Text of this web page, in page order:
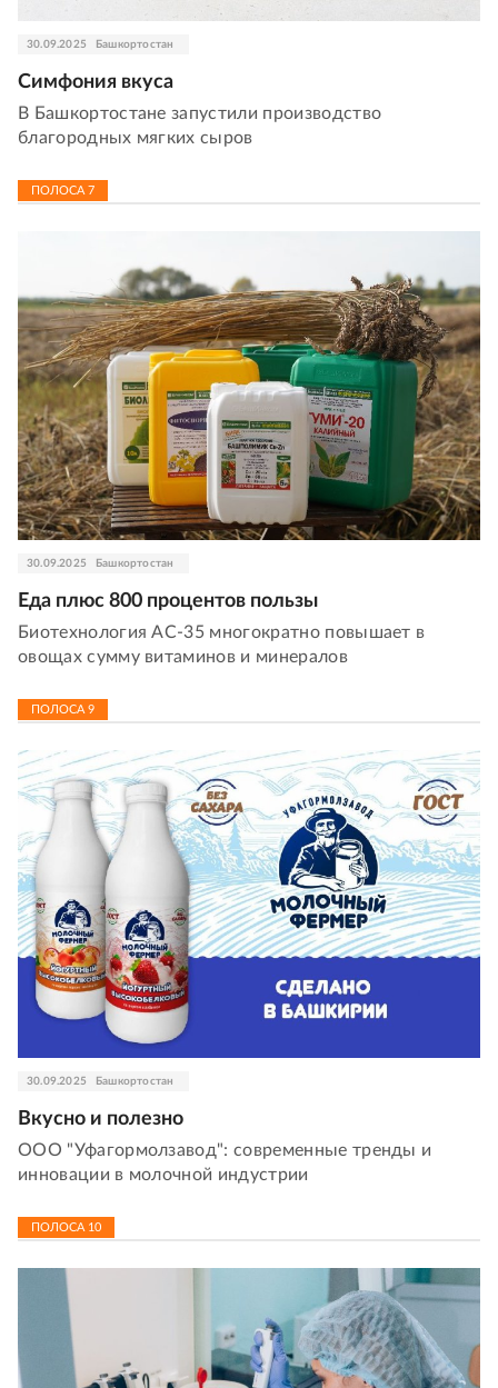
30.09.2025 Башкортостан
Симфония вкуса
В Башкортостане запустили производство
благородных мягких сыров
ПОЛОСА7
30.09.2025 Башкортостан
Еда плюс 800 процентов пользы
Биотехнология АС-35 многократно повышает в
овощах сумму витаминов и минералов
ПОЛОСА 9
30.09.2025 Башкортостан
Вкусно и полезно
ООО "Уфагормолзавод": современные тренды и
инновации в молочной индустрии
ПОЛОСА 10